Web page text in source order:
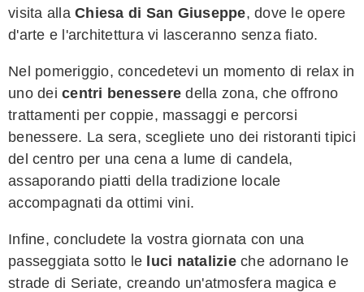
visita alla Chiesa di San Giuseppe, dove le opere
d'arte e l'architettura vi lasceranno senza fiato.
Nel pomeriggio, concedetevi un momento di relax in
uno dei centri benessere della zona, che offrono
trattamenti per coppie, massaggi e percorsi
benessere. La sera, scegliete uno dei ristoranti tipici
del centro per una cena a lume di candela,
assaporando piatti della tradizione locale
accompagnati da ottimi vini.
Infine, concludete la vostra giornata con una
passeggiata sotto le luci natalizieche adornano le
strade di Seriate, creando un'atmosfera magica e